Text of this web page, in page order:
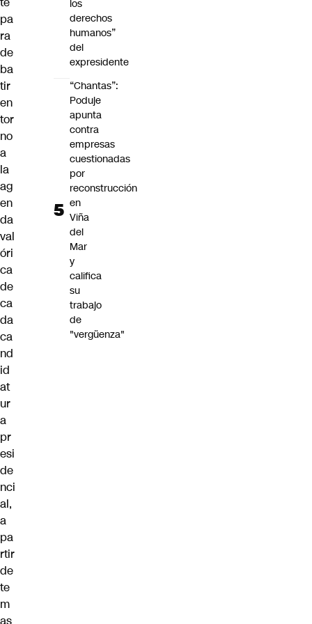
pa
ra
de
ba
tir
en
tor
no
a
la
ag
en
da
val
óri
ca
de
ca
da
ca
nd
id
at
ur
a
pr
esi
de
nci
al,
a
pa
rtir
de
te
m
as
los
derechos
humanos”
del
expresidente
“Chantas”:
Poduje
apunta
contra
empresas
cuestionadas
por
reconstrucción
en
Viña
del
Mar
y
califica
su
trabajo
de
"vergüenza"